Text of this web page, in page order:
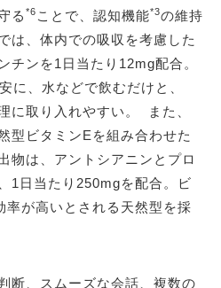
る *6 ことで、認知機能*3の維持
は、体内での吸収を考慮した
チンを1日当たり12mg配合。
に、水などで飲むだけと、
に取り入れやすい。 また、
型ビタミンEを組み合わせた
物は、アントシアニンとプロ
1日当たり250mgを配合。ビ
率が高いとされる天然型を採
断、スムーズな会話、複数の